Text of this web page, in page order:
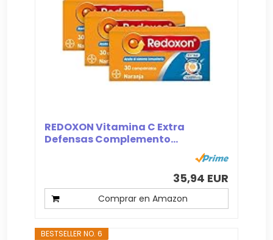
REDOXON Vitamina C Extra
Defensas Complemento...
35,94 EUR
Comprar en Amazon
BESTSELLER NO. 6